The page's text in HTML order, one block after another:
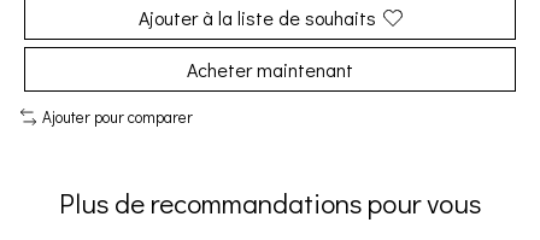
Ajouter à la liste de souhaits
Acheter maintenant
Ajouter pour comparer
Plus de recommandations pour vous